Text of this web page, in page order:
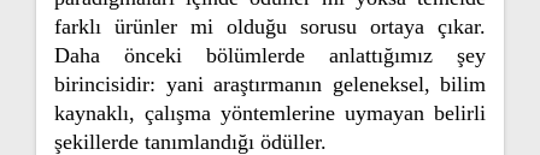
farklı ürünler mi olduğu sorusu ortaya çıkar.
Daha önceki bölümlerde anlattığımız şey
birincisidir: yani araştırmanın geleneksel, bilim
kaynaklı, çalışma yöntemlerine uymayan belirli
şekillerde tanımlandığı ödüller.